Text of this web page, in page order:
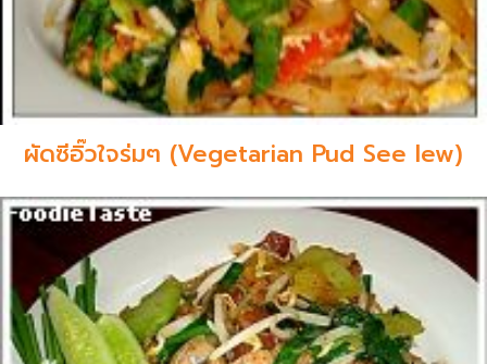
ผัดซีอิ๊วใจร่มๆ (Vegetarian Pud See Iew)